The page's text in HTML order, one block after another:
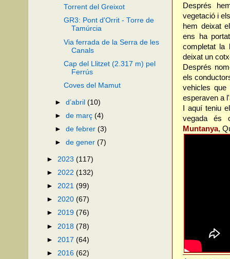
Després
vegetació i
hem deixat
ens ha
completat la
deixat un
Després
els
vehicles
esperaven a
I aquí teniu
vegada és
Muntanya,
Torrent del Greixot
GR3: Pont d'Orrit - Torre de
Tamúrcia
Via ferrada de la Serra de les
Canals
Cap del Llitzet (2.317 m) pel
Ferrús
Coves del Mamut
►d’abril(10)
►de març(4)
►de febrer(3)
►de gener(7)
► 2023 (117)
► 2022 (132)
► 2021 (99)
► 2020 (67)
► 2019 (76)
► 2018 (78)
► 2017 (64)
► 2016 (62)